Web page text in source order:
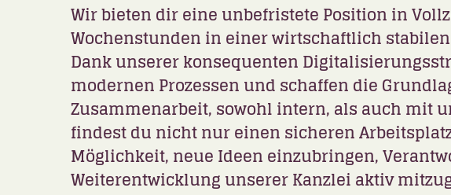
Wir bieten dir eine unbefristete Position in
Wochenstunden in einer wirtschaftlich
Dank unserer konsequenten
modernen Prozessen und schaffen die
Zusammenarbeit, sowohl intern, als auch mit
findest du nicht nur einen sicheren
Möglichkeit, neue Ideen einzubringen,
Weiterentwicklung unserer Kanzlei aktiv